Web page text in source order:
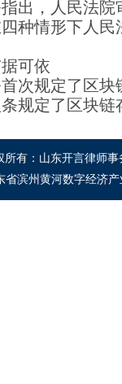
指出，人民法
种情形下人
可依
首次规定了区
规定了区块
所有：山东开言律师
滨州黄河数字经济产